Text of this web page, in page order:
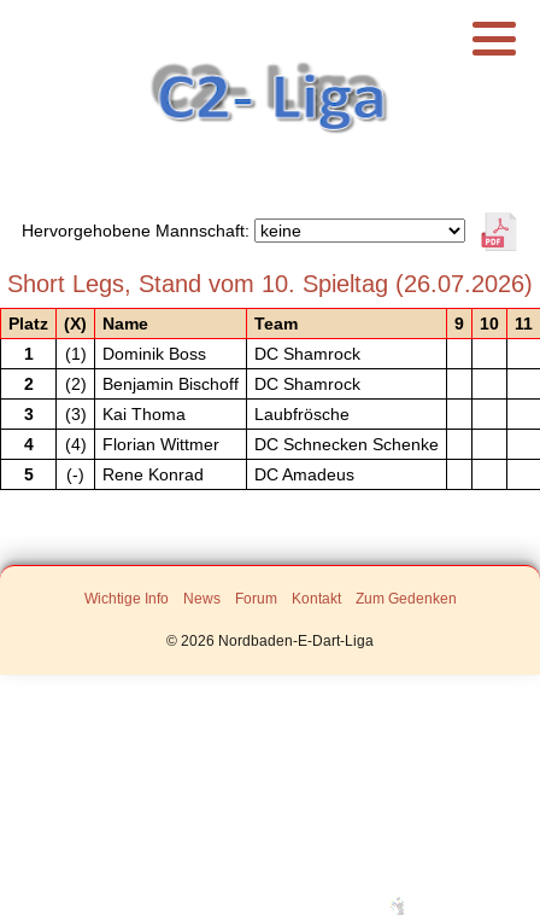
Hervorgehobene Mannschaft:
Short Legs, Stand vom 10. Spieltag (26.07.2026)
Platz (X) Name Team 9 10
11
1
(1) Dominik Boss
DC Shamrock
2
(2) Benjamin Bischoff
DC Shamrock
3
(3) Kai Thoma
Laubfrösche
4
(4) Florian Wittmer
DC Schnecken Schenke
5
(-) Rene Konrad DC Amadeus
Wichtige Info News Forum Kontakt Zum Gedenken
© 2026 Nordbaden‑E‑Dart‑Liga